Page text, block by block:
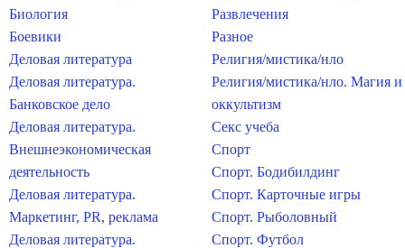
Биология
Боевики
Деловая литература
Деловая литература.
Банковское дело
Деловая литература.
Внешнеэкономическая
деятельность
Деловая литература.
Маркетинг, PR, реклама
Деловая литература.
Развлечения
Разное
Религия/мистика/нло
Религия/мистика/нло. Магия и
оккультизм
Секс учеба
Спорт
Спорт. Бодибилдинг
Спорт. Карточные игры
Спорт. Рыболовный
Спорт. Футбол